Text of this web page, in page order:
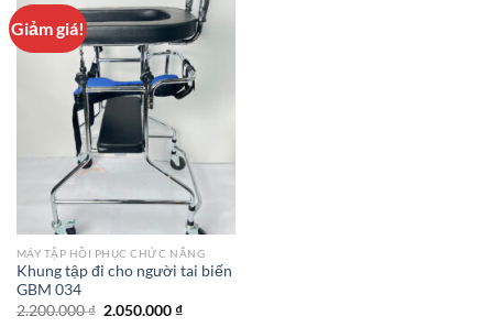
Giảm giá!
MÁY TẬP HỒI PHỤC CHỨC NĂNG
Khung tập đi cho người tai biến
GBM 034
2.200.000₫ Giá
2.050.000₫Giá